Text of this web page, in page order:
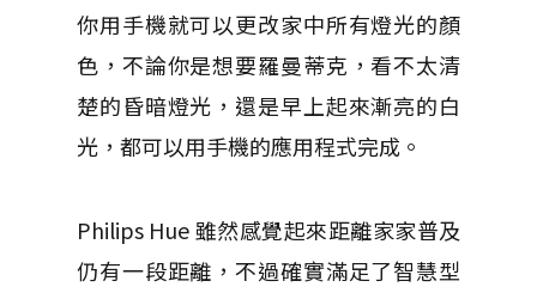
你用手機就可以更改家中所有燈光的顏
色，不論你是想要羅曼蒂克，看不太清
楚的昏暗燈光，還是早上起來漸亮的白
光，都可以用手機的應用程式完成。
Philips Hue 雖然感覺起來距離家家普及
仍有一段距離，不過確實滿足了智慧型